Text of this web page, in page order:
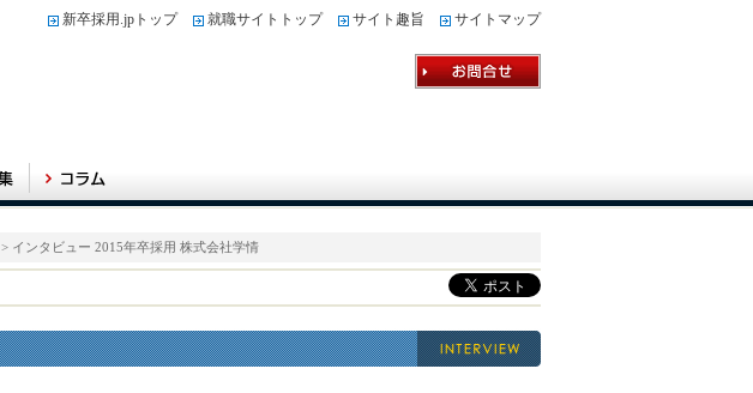
新卒採用.jpトップ 就職サイトトップ サイト趣旨 サイトマップ
> インタビュー 2015年卒採用 株式会社学情